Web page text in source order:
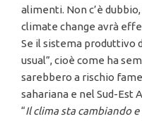
alimenti. Non c’è
climate change avrà
Se il sistema produttivo
usual”, cioè come ha
sarebbero a rischio
sahariana e nel Sud-Est
“Il clima sta cambiando